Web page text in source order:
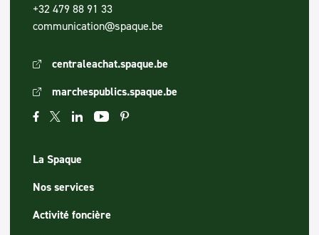
+32 479 88 91 33
communication@spaque.be
centraleachat.spaque.be
marchespublics.spaque.be
La Spaque
Nos services
Activité foncière